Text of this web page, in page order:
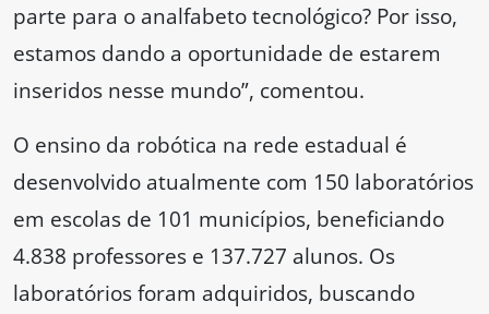
parte para o analfabeto tecnológico? Por isso,
estamos dando a oportunidade de estarem
inseridos nesse mundo”, comentou.
O ensino da robótica na rede estadual é
desenvolvido atualmente com 150 laboratórios
em escolas de 101 municípios, beneficiando
4.838 professores e 137.727 alunos. Os
laboratórios foram adquiridos, buscando